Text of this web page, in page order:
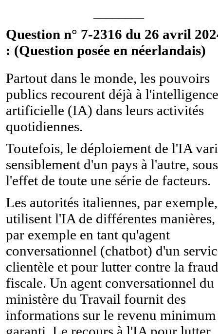
Question n° 7-2316 du 26 avril
: (Question posée en néerlandais)
Partout dans le monde, les pouvoirs
publics recourent déjà à l'intelligence
artificielle (IA) dans leurs activités
quotidiennes.
Toutefois, le déploiement de l'IA
sensiblement d'un pays à l'autre, sous
l'effet de toute une série de facteurs.
Les autorités italiennes, par exemple,
utilisent l'IA de différentes manières,
par exemple en tant qu'agent
conversationnel (chatbot) d'un
clientèle et pour lutter contre la
fiscale. Un agent conversationnel du
ministère du Travail fournit des
informations sur le revenu minimum